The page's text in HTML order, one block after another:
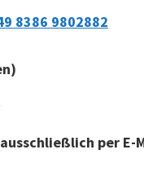
8386 9802882
per E-